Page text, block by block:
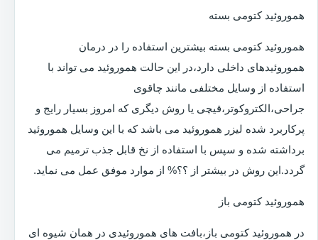
هموروئید کتومی بسته
هموروئید کتومی بسته بیشترین استفاده را در درمان
هموروئیدهای داخلی دارد،در این حالت هموروئید می تواند با
استفاده از وسایل مختلفی مانند چاقوی
جراحی،الکتروکوتر،قیچی یا روش دیگری که امروز بسیار رایج و
پرکاربرد شده لیزر هموروئید می باشد که با این وسایل هموروئید
برداشته شده و سپس با استفاده از نخ قابل جذب ترمیم می
گردد.این روش در بیشتر از ؟؟% از موارد موفق عمل می نماید.
هموروئید کتومی باز
در هموروئید کتومی باز،بافت های هموروئیدی در همان شیوه ای